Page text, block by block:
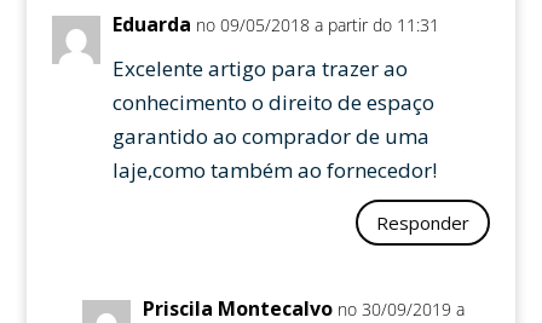
Eduarda no 09/05/2018 a partir do 11:31
Excelente artigo para trazer ao
conhecimento o direito de espaço
garantido ao comprador de uma
laje,como também ao fornecedor!
Responder
Priscila Montecalvo no 30/09/2019 a